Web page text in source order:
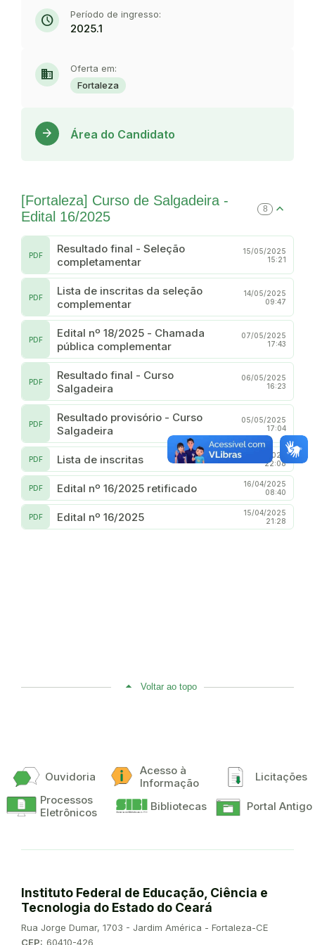
schedule Período de ingresso:
2025.1
domain
Oferta em:
Fortaleza
arrow_forward Área do Candidato
[Fortaleza] Curso de Salgadeira -
Edital 16/2025
8
Resultado final - Seleção
completamentar
PDF
15/05/2025
15:21
Lista de inscritas da seleção
complementar
PDF
14/05/2025
09:47
Edital nº 18/2025 - Chamada
pública complementar
PDF
07/05/2025
17:43
Resultado final - Curso
Salgadeira
PDF
06/05/2025
16:23
Resultado provisório - Curso
Salgadeira
PDF
05/05/2025
17:04
Lista de inscritas
PDF
02/05/2025
22:08
Edital nº 16/2025 retificado
PDF
16/04/2025
08:40
Edital nº 16/2025
PDF
15/04/2025
21:28
Voltar ao topo
Ouvidoria
Acesso à
Informação
Licitações
Processos
Eletrônicos
Bibliotecas Portal Antigo
Instituto Federal de Educação, Ciência e
Tecnologia do Estado do Ceará
Endereço:
Rua Jorge Dumar, 1703 - Jardim América - Fortaleza-CE
CEP: 60410-426